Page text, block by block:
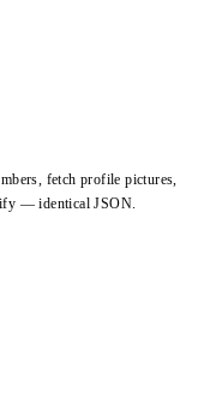
fetch profile pictures,
— identical JSON.